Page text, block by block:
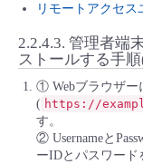
リモートアクセ
2.2.4.3. 管理者端
ストールする手
① Webブラウザー
( https://
す。
② Usernameと
ーIDとパスワー